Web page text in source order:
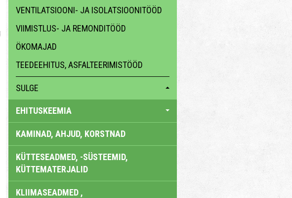
VENTILATSIOONI- JA ISOLATSIOONITÖÖD
VIIMISTLUS- JA REMONDITÖÖD
ÖKOMAJAD
TEEDEEHITUS, ASFALTEERIMISTÖÖD
SULGE
EHITUSKEEMIA
KAMINAD, AHJUD, KORSTNAD
KÜTTESEADMED, -SÜSTEEMID,
KÜTTEMATERJALID
KLIIMASEADMED ,